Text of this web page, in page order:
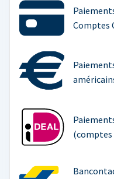
Comptes
(comptes